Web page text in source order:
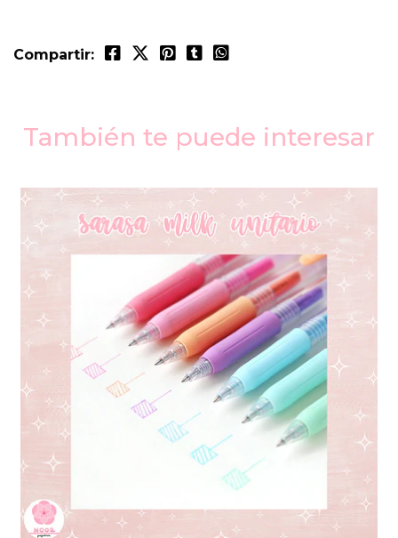
Compartir:
También te puede interesar